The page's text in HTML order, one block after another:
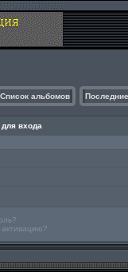
Список альбомов
входа